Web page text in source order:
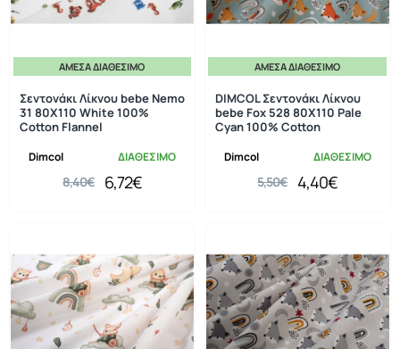
ΆΜΕΣΑ ΔΙΑΘΈΣΙΜΟ
Dimcol ΔΙΑΘΕΣΙΜΟ
Σεντονάκι Λίκνου bebe Nemo
31 80X110 White 100%
Cotton Flannel
6,72€
8,40€
ΆΜΕΣΑ ΔΙΑΘΈΣΙΜΟ
Dimcol ΔΙΑΘΕΣΙΜΟ
DIMCOL Σεντονάκι Λίκνου
bebe Fox 528 80X110 Pale
Cyan 100% Cotton
4,40€
5,50€